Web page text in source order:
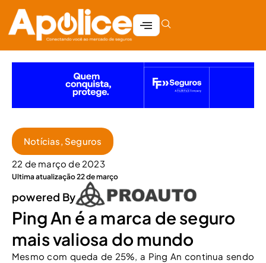
Notícias, Seguros
22 de março de 2023
Ultima atualização 22 de março
powered By
Ping An é a marca de seguro
mais valiosa do mundo
Mesmo com queda de 25%, a Ping An continua sendo